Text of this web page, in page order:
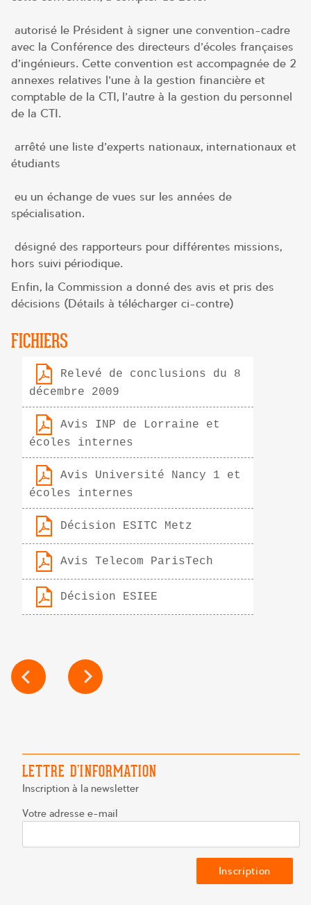
autorisé le Président à signer une convention-cadre
avec la Conférence des directeurs d’écoles françaises
d’ingénieurs. Cette convention est accompagnée de 2
annexes relatives l’une à la gestion financière et
comptable de la CTI, l’autre à la gestion du personnel
de la CTI.
arrêté une liste d’experts nationaux, internationaux et
étudiants
eu un échange de vues sur les années de
spécialisation.
désigné des rapporteurs pour différentes missions,
hors suivi périodique.
Enfin, la Commission a donné des avis et pris des
décisions (Détails à télécharger ci-contre)
FICHIERS
Relevé de conclusions du 8
décembre 2009
Avis INP de Lorraine et
écoles internes
Avis Université Nancy 1 et
écoles internes
Décision ESITC Metz
Avis Telecom ParisTech
Décision ESIEE
NAVIGATION
DE
LETTRE D’INFORMATION
Inscription à la newsletter
Votre adresse e-mail